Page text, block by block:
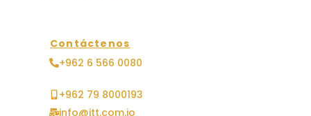
Contáctenos
+962 6 566 0080
+962 79 8000193
info@jtt.com.jo